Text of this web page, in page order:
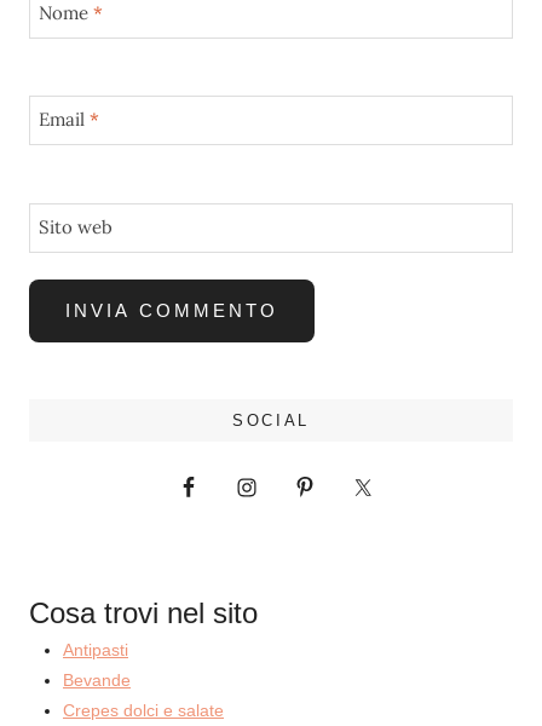
Nome *
Email *
Sito web
SOCIAL
Cosa trovi nel sito
Antipasti
Bevande
Crepes dolci e salate